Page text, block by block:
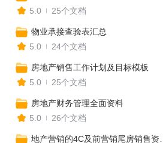
5.0
25个文档
物业承接查验表汇总
5.0
24个文档
房地产销售工作计划及目标模板
5.0
25个文档
房地产财务管理全面资料
5.0
26个文档